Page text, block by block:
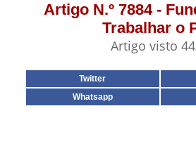
Artigo N.º 7884 -
Trabalhar o
Artigo visto
Twitter
Whatsapp